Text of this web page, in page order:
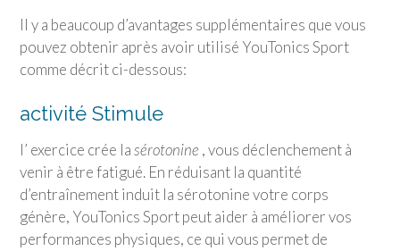
Il y a beaucoup d’avantages supplémentaires que vous
pouvez obtenir après avoir utilisé YouTonics Sport
comme décrit ci-dessous:
activité Stimule
l’ exercice crée lasérotonine , vous déclenchement à
venir à être fatigué. En réduisant la quantité
d’entraînement induit la sérotonine votre corps
génère, YouTonics Sportpeut aider à améliorer vos
performances physiques, ce qui vous permet de